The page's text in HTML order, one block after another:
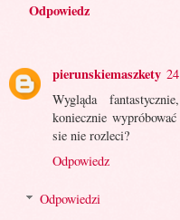
Odpowiedz
pierunskiemaszkety
Wygląda
koniecznie
sie nie rozleci?
Odpowiedz
Odpowiedzi